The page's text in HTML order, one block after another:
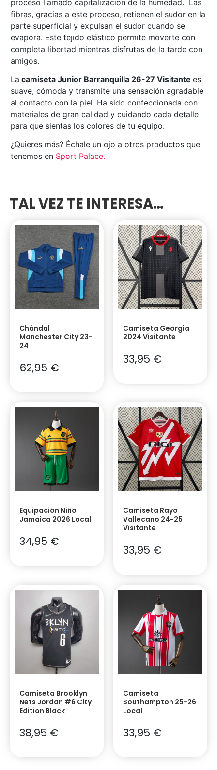
proceso llamado capitalización de la humedad. Las
fibras, gracias a este proceso, retienen el sudor en la
parte superficial y expulsan el sudor cuando se
evapora. Este tejido elástico permite moverte con
completa libertad mientras disfrutas de la tarde con
amigos.
La camiseta Junior Barranquilla 26-27 Visitantees
suave, cómoda y transmite una sensación agradable
al contacto con la piel. Ha sido confeccionada con
materiales de gran calidad y cuidando cada detalle
para que sientas los colores de tu equipo.
¿Quieres más? Échale un ojo a otros productos que
tenemos en Sport Palace.
TAL VEZ TE INTERESA…
Chándal
Manchester City 23-
24
62,95 €
Camiseta Georgia
2024 Visitante
33,95 €
Equipación Niño
Jamaica 2026 Local
34,95 €
Camiseta Rayo
Vallecano 24-25
Visitante
33,95 €
Camiseta Brooklyn
Nets Jordan #6 City
Edition Black
38,95 €
Camiseta
Southampton 25-26
Local
33,95 €